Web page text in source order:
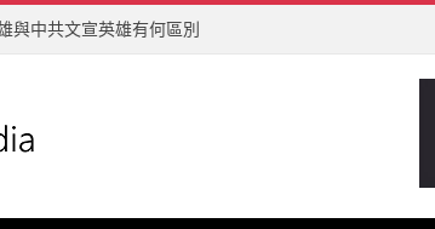
與中共文宣英雄有何區別